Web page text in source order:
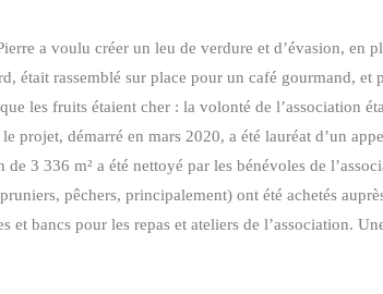
a voulu créer un leu de verdure et d’évasion, en
était rassemblé sur place pour un café gourmand,
les fruits étaient cher : la volonté de l’association
projet, démarré en mars 2020, a été lauréat d’un
3 336 m² a été nettoyé par les bénévoles de
pêchers, principalement) ont été achetés
et bancs pour les repas et ateliers de l’association.